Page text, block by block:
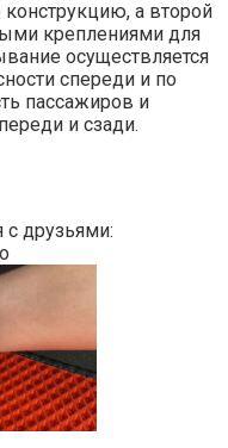
а второй
креплениями для
осуществляется
спереди и по
пассажиров и
и сзади.
с друзьями: